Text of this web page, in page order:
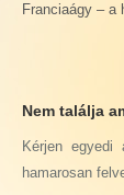
Franciaágy –
Nem találja
Kérjen egyedi
hamarosan